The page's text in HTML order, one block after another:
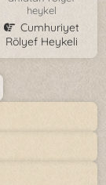
heykel
Cumhuriyet
Rölyef Heykeli